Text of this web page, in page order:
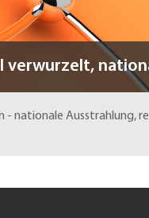
verwurzelt,
- nationale Ausstrahlung,